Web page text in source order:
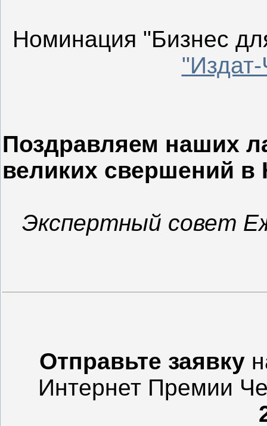
Номинация "Бизнес
Поздравляем наших
великих свершений в
Экспертный совет
Отправьте заявку
Интернет Премии